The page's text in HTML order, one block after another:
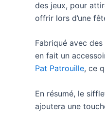
des jeux, pour
offrir lors d’une
Fabriqué avec
en fait un
Pat Patrouille, ce
En résumé, le
ajoutera une